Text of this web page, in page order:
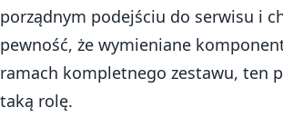
porządnym podejściu do serwisu i
pewność, że wymieniane
ramach kompletnego zestawu, ten
taką rolę.